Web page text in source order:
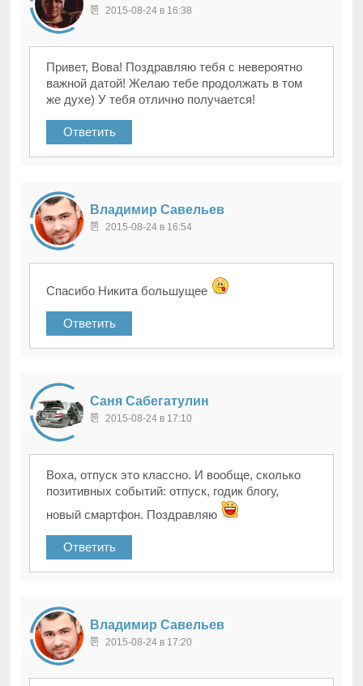
2015-08-24 в 16:38
Привет, Вова! Поздравляю тебя с невероятно
важной датой! Желаю тебе продолжать в том
же духе) У тебя отлично получается!
Ответить
Владимир Савельев
2015-08-24 в 16:54
Спасибо Никита большущее
Ответить
Саня Сабегатулин
2015-08-24 в 17:10
Воха, отпуск это классно. И вообще, сколько
позитивных событий: отпуск, годик блогу,
новый смартфон. Поздравляю
Ответить
Владимир Савельев
2015-08-24 в 17:20